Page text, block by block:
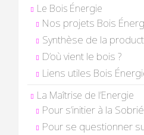
Le Bois Énergie
Nos projets Bois
Synthèse de la
D’où vient le bois ?
Liens utiles Bois
La Maîtrise de l’Energie
Pour s’initier à la
Pour se questionner